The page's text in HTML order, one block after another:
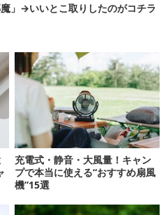
」→いいとこ取りしたのがコチラ
充電式・静音・大風量！キャン
プで本当に使える“おすすめ扇風
機”15選